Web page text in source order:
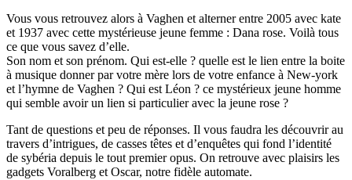
Vous vous retrouvez alors à Vaghen et alterner entre 2005 avec kate
et 1937 avec cette mystérieuse jeune femme : Dana rose. Voilà tous
ce que vous savez d’elle.
Son nom et son prénom. Qui est-elle ? quelle est le lien entre la boite
à musique donner par votre mère lors de votre enfance à New-york
et l’hymne de Vaghen ? Qui est Léon ? ce mystérieux jeune homme
qui semble avoir un lien si particulier avec la jeune rose ?
Tant de questions et peu de réponses. Il vous faudra les découvrir au
travers d’intrigues, de casses têtes et d’enquêtes qui fond l’identité
de sybéria depuis le tout premier opus. On retrouve avec plaisirs les
gadgets Voralberg et Oscar, notre fidèle automate.